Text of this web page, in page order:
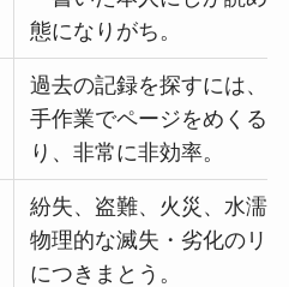
態になりがち。
過去の記録を探すには、
手作業でページをめくる
り、非常に非効率。
紛失、盗難、火災、水濡
物理的な滅失・劣化のリ
につきまとう。